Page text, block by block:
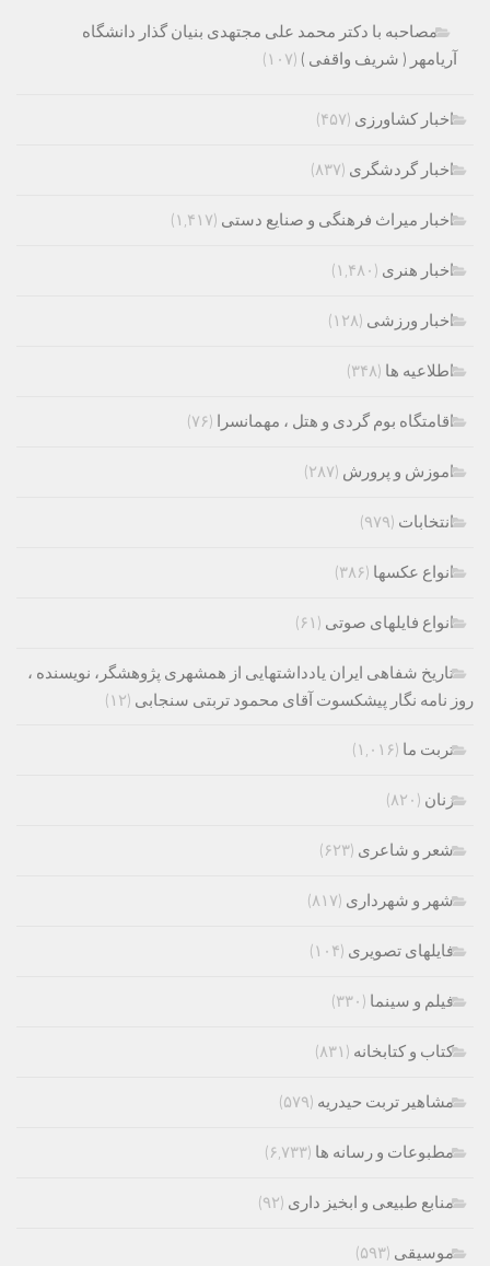
مصاحبه با دکتر محمد علی مجتهدی بنیان گذار دانشگاه
آریامهر ( شریف واقفی ) (۱۰۷)
اخبار کشاورزی (۴۵۷)
اخبار گردشگری (۸۳۷)
اخبار میراث فرهنگی و صنایع دستی (۱,۴۱۷)
اخبار هنری (۱,۴۸۰)
اخبار ورزشی (۱۲۸)
اطلاعیه ها (۳۴۸)
اقامتگاه بوم گردی و هتل ، مهمانسرا (۷۶)
اموزش و پرورش (۲۸۷)
انتخابات (۹۷۹)
انواع عکسها (۳۸۶)
انواع فایلهای صوتی (۶۱)
تاریخ شفاهی ایران یادداشتهایی از همشهری پژوهشگر، نویسنده ،
روز نامه نگار پیشکسوت آقای محمود تربتی سنجابی (۱۲)
تربت ما (۱,۰۱۶)
زنان (۸۲۰)
شعر و شاعری (۶۲۳)
شهر و شهرداری (۸۱۷)
فایلهای تصویری (۱۰۴)
فیلم و سینما (۳۳۰)
کتاب و کتابخانه (۸۳۱)
مشاهیر تربت حیدریه (۵۷۹)
مطبوعات و رسانه ها (۶,۷۳۳)
منابع طبیعی و ابخیز داری (۹۲)
موسیقی (۵۹۳)